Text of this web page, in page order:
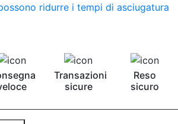
ridurre i tempi di asciugatura
Transazioni
sicure
Reso
sicuro